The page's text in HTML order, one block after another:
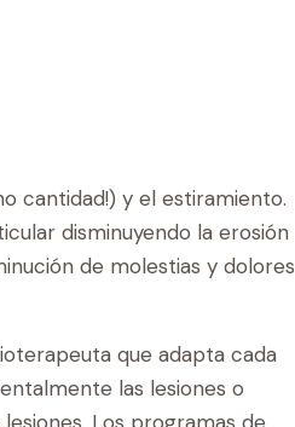
cantidad!) y el estiramiento.
disminuyendo la erosión
de molestias y dolores
que adapta cada
las lesiones o
Los programas de